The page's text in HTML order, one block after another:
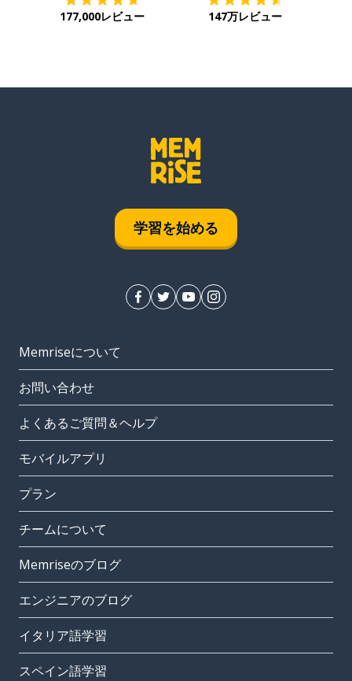
177,000レビュー 147万レビュー
学習を始める
Memriseについて
お問い合わせ
よくあるご質問＆ヘルプ
モバイルアプリ
プラン
チームについて
Memriseのブログ
エンジニアのブログ
イタリア語学習
スペイン語学習